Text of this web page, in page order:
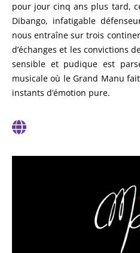
pour jour cinq ans plus tard,
Dibango, infatigable
nous entraîne sur trois
d’échanges et les convictions
sensible et pudique est
musicale où le Grand Manu
instants d’émotion pure.